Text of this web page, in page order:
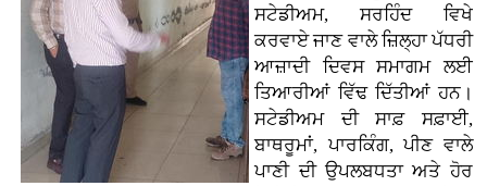
ਸਟੇਡੀਅਮ, ਸਰਹਿੰਦ ਵਿਖੇ
ਕਰਵਾਏ ਜਾਣ ਵਾਲੇ ਜ਼ਿਲ੍ਹਾ ਪੱਧਰੀ
ਆਜ਼ਾਦੀ ਦਿਵਸ ਸਮਾਗਮ ਲਈ
ਤਿਆਰੀਆਂ ਵਿੱਢ ਦਿੱਤੀਆਂ ਹਨ।
ਸਟੇਡੀਅਮ ਦੀ ਸਾਫ਼ ਸਫ਼ਾਈ,
ਬਾਥਰੂਮਾਂ, ਪਾਰਕਿੰਗ, ਪੀਣ ਵਾਲੇ
ਪਾਣੀ ਦੀ ਉਪਲਬਧਤਾ ਅਤੇ ਹੋਰ